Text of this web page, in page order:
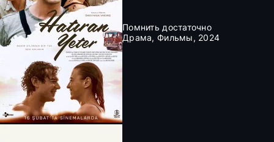
Помнить достаточно
Драма, Фильмы, 2024